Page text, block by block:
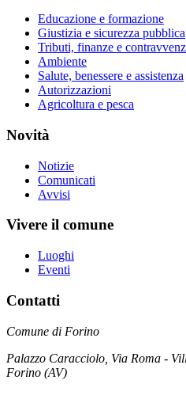
Educazione e formazione
Giustizia e sicurezza pubblica
Tributi, finanze e
Ambiente
Salute, benessere e assistenza
Autorizzazioni
Agricoltura e pesca
Novità
Notizie
Comunicati
Avvisi
Vivere il comune
Luoghi
Eventi
Contatti
Comune di Forino
Palazzo Caracciolo, Via Roma -
Forino (AV)